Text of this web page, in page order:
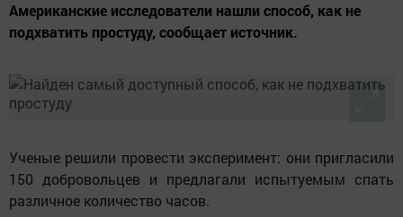
Американские исследователи нашли способ, как не
подхватить простуду, сообщает источник.
Ученые решили провести эксперимент: они пригласили
150 добровольцев и предлагали испытуемым спать
различное количество часов.